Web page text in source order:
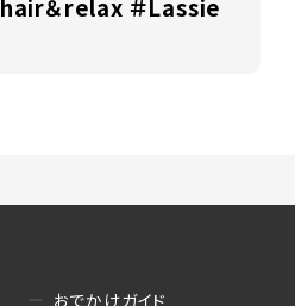
hair＆relax ＃Lassie
おでかけガイド